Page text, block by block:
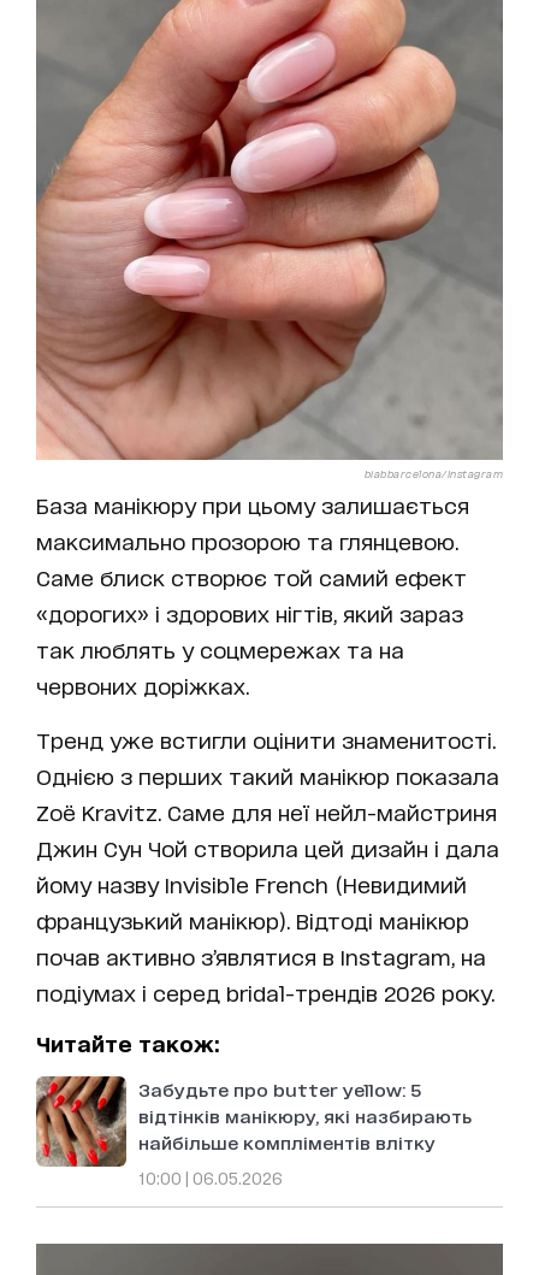
biabbarcelona/Instagram
База манікюру при цьому залишається
максимально прозорою та глянцевою.
Саме блиск створює той самий ефект
«дорогих» і здорових нігтів, який зараз
так люблять у соцмережах та на
червоних доріжках.
Тренд уже встигли оцінити знаменитості.
Однією з перших такий манікюр показала
Zoë Kravitz. Саме для неї нейл-майстриня
Джин Сун Чой створила цей дизайн і дала
йому назву Invisible French (Невидимий
французький манікюр). Відтоді манікюр
почав активно з’являтися в Instagram, на
подіумах і серед bridal-трендів 2026 року.
Читайте також:
Забудьте про butter yellow: 5
відтінків манікюру, які назбирають
найбільше компліментів влітку
10:00 | 06.05.2026